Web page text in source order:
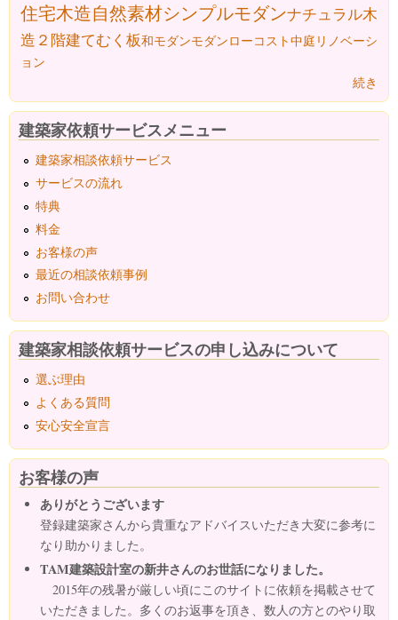
住宅木造自然素材シンプルモダンナチュラル木
造２階建てむく板和モダンモダンローコスト中庭 リノベーシ
ョン
続き
建築家依頼サービスメニュー
建築家相談依頼サービス
サービスの流れ
特典
料金
お客様の声
最近の相談依頼事例
お問い合わせ
建築家相談依頼サービスの申し込みについて
選ぶ理由
よくある質問
安心安全宣言
お客様の声
ありがとうございます
登録建築家さんから貴重なアドバイスいただき大変に参考に
なり助かりました。
TAM建築設計室の新井さんのお世話になりました。
2015年の残暑が厳しい頃にこのサイトに依頼を掲載させて
いただきました。多くのお返事を頂き、数人の方とのやり取